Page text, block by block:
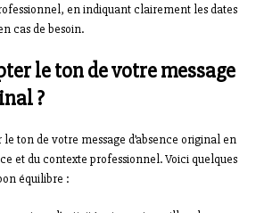
en indiquant clairement les dates
cas de besoin.
le ton de votre message
?
ton de votre message d’absence original en
et du contexte professionnel. Voici quelques
équilibre :